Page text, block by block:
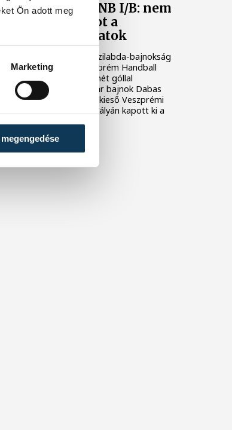
Ön adott meg
Marketing
Férfi kézilabda NB I/B: nem
szereztek pontot a
veszprémi csapatok
A másodosztályú férfi kézilabda-bajnokság
második helyén álló Veszprém Handball
Academy U21 pénteken hét góllal
alulmaradt az éllovas, már bajnok Dabas
vendégeként. A biztosan kieső Veszprémi
KKFT szombaton hazai pályán kapott ki a